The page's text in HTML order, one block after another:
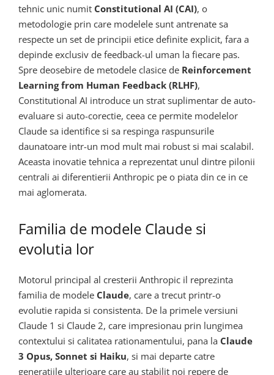
tehnic unic numit Constitutional AI (CAI), o
metodologie prin care modelele sunt antrenate sa
respecte un set de principii etice definite explicit, fara a
depinde exclusiv de feedback-ul uman la fiecare pas.
Spre deosebire de metodele clasice de Reinforcement
Learning from Human Feedback (RLHF),
Constitutional AI introduce un strat suplimentar de auto-
evaluare si auto-corectie, ceea ce permite modelelor
Claude sa identifice si sa respinga raspunsurile
daunatoare intr-un mod mult mai robust si mai scalabil.
Aceasta inovatie tehnica a reprezentat unul dintre pilonii
centrali ai diferentierii Anthropic pe o piata din ce in ce
mai aglomerata.
Familia de modele Claude si
evolutia lor
Motorul principal al cresterii Anthropic il reprezinta
familia de modele Claude, care a trecut printr-o
evolutie rapida si consistenta. De la primele versiuni
Claude 1 si Claude 2, care impresionau prin lungimea
contextului si calitatea rationamentului, pana la Claude
3 Opus, Sonnet si Haiku, si mai departe catre
generatiile ulterioare care au stabilit noi repere de